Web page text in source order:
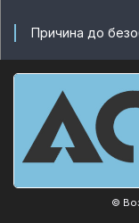
Причина до
©